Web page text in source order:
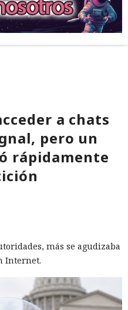
a chats
pero un
rápidamente
más se agudizaba
Internet.